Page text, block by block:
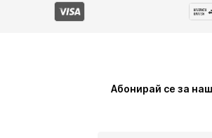
Абонирай се за